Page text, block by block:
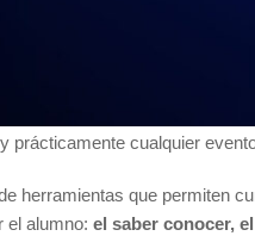
diario. La
prácticamente cualquier
herramientas que permiten
el alumno: el saber conocer,